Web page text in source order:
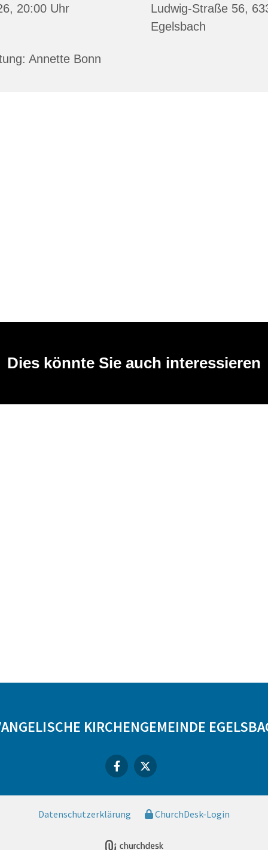
20:00 Uhr
Ludwig-Straße 56,
Egelsbach
Annette Bonn
Dies könnte Sie auch interessieren
KIRCHENGEMEINDE
Datenschutzerklärung ChurchDesk-Login